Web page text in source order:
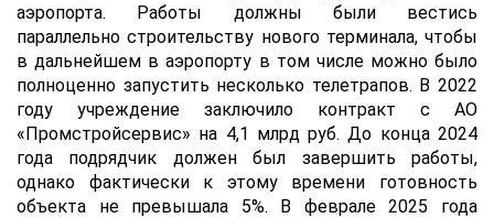
аэропорта. Работы должны были вестись
параллельно строительству нового терминала, чтобы
в дальнейшем в аэропорту в том числе можно было
полноценно запустить несколько телетрапов. В 2022
году учреждение заключило контракт с АО
«Промстройсервис» на 4,1 млрд руб. До конца 2024
года подрядчик должен был завершить работы,
однако фактически к этому времени готовность
объекта не превышала 5%. В феврале 2025 года